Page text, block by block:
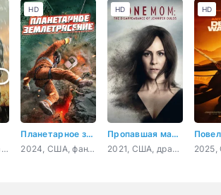
2020, США, драма, мелодрама
Планетарное землетрясение
2024, США, фантастика, приключения
HD
Пропавшая мать: Исчезновение Дженнифер Дулос
2021, США, драма, криминал
HD HD